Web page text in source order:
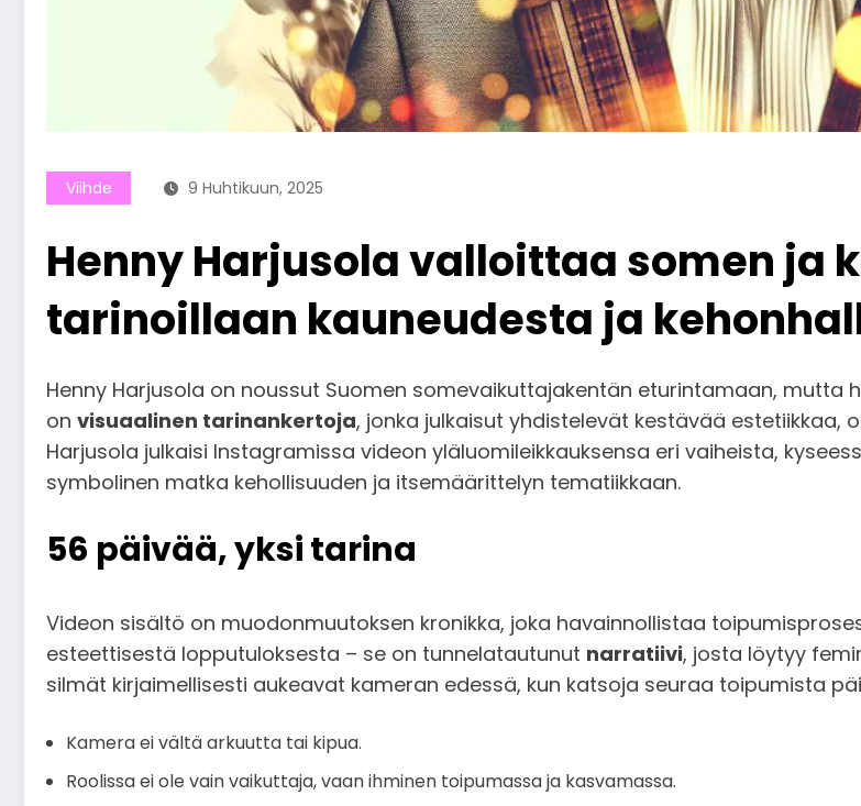
Viihde 9 Huhtikuun, 2025
Henny Harjusola valloittaa somen ja
tarinoillaan kauneudesta ja
Henny Harjusola on noussut Suomen somevaikuttajakentän eturintamaan, mutta
on visuaalinen tarinankertoja, jonka julkaisut yhdistelevät kestävää estetiikkaa,
Harjusola julkaisi Instagramissa videon yläluomileikkauksensa eri vaiheista,
symbolinen matka kehollisuuden ja itsemäärittelyn tematiikkaan.
56 päivää, yksi tarina
Videon sisältö on muodonmuutoksen kronikka, joka havainnollistaa
esteettisestä lopputuloksesta – se on tunnelatautunut narratiivi, josta löytyy
silmät kirjaimellisesti aukeavat kameran edessä, kun katsoja seuraa toipumista
Kamera ei vältä arkuutta tai kipua.
Roolissa ei ole vain vaikuttaja, vaan ihminen toipumassa ja kasvamassa.